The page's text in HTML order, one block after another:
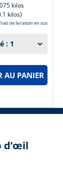
kilos
kilos)
de livraison en sus
AU PANIER
d’œil